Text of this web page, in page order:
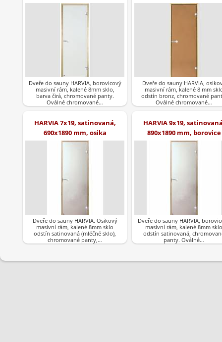
Dveře do sauny HARVIA, borovicový
masivní rám, kalené 8mm sklo,
barva čirá, chromované panty.
Oválné chromované…
Dveře do sauny HARVIA,
masivní rám, kalené 8 mm
odstín bronz, chromované
Oválné chromované…
HARVIA 7x19, satinovaná,
690x1890 mm, osika
Dveře do sauny HARVIA. Osikový
masivní rám, kalené 8mm sklo
odstín satinovaná (mléčné sklo),
chromované panty,…
HARVIA 9x19,
890x1890 mm, borovice
Dveře do sauny HARVIA,
masivní rám, kalené 8mm sklo
odstín satinovaná,
panty. Oválné…